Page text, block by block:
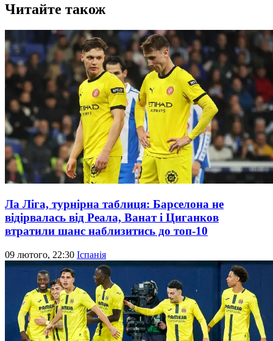
Читайте також
Ла Ліга, турнірна таблиця: Барселона не
відірвалась від Реала, Ванат і Циганков
втратили шанс наблизитись до топ-10
09 лютого, 22:30 Іспанія